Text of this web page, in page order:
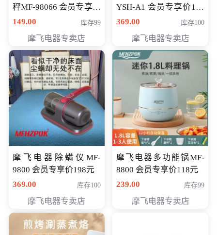
秤MF-98066 会员专享价
98元
149.00 库存99
摩飞电器专卖店
YSH-A1 会员专享价198
元
369.00 库存100
摩飞电器专卖店
摩飞电器除螨仪MF-
9800 会员专享价198元
369.00
库存100
摩飞电器专卖店
摩飞电器多功能锅MF-
8800 会员专享价118元
239.00
库存99
摩飞电器专卖店